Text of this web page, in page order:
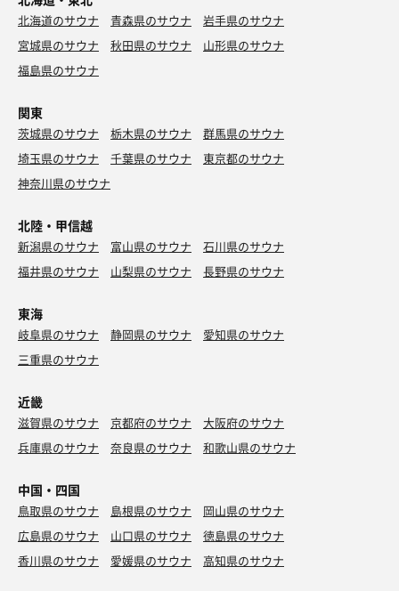
北海道のサウナ 青森県のサウナ
岩手県のサウナ
宮城県のサウナ
秋田県のサウナ
山形県のサウナ
福島県のサウナ
関東
茨城県のサウナ 栃木県のサウナ
群馬県のサウナ
埼玉県のサウナ
千葉県のサウナ
東京都のサウナ
神奈川県のサウナ
北陸・甲信越
新潟県のサウナ 富山県のサウナ
石川県のサウナ
福井県のサウナ
山梨県のサウナ 長野県のサウナ
東海
岐阜県のサウナ 静岡県のサウナ
愛知県のサウナ
三重県のサウナ
近畿
滋賀県のサウナ 京都府のサウナ
大阪府のサウナ
兵庫県のサウナ
奈良県のサウナ 和歌山県のサウナ
中国・四国
鳥取県のサウナ 島根県のサウナ
岡山県のサウナ
広島県のサウナ
山口県のサウナ
徳島県のサウナ
香川県のサウナ
愛媛県のサウナ 高知県のサウナ